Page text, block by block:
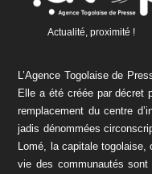
Actualité, proximité !
L’Agence Togolaise de
Elle a été créée par décret
remplacement du centre
jadis dénommées
Lomé, la capitale
vie des communautés